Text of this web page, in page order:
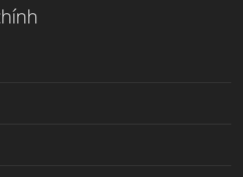
là một trong những nhà